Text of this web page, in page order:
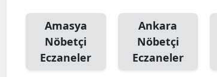
Amasya
Nöbetçi
Eczaneler
Ankara
Nöbetçi
Eczaneler